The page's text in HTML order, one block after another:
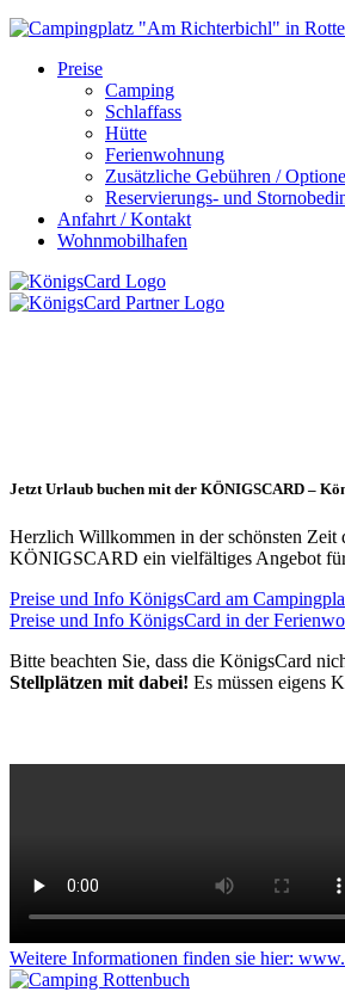
Preise
Camping
Schlaffass
Hütte
Ferienwohnung
Zusätzliche Gebühren /
Reservierungs- und
Anfahrt / Kontakt
Wohnmobilhafen
Jetzt Urlaub buchen mit der KÖNIGSCARD –
Herzlich Willkommen in der schönsten
KÖNIGSCARD ein vielfältiges Angebot
Preise und Info KönigsCard am
Preise und Info KönigsCard in der
Bitte beachten Sie, dass die KönigsCard
Stellplätzen mit dabei! Es müssen eigens
Weitere Informationen finden sie hier: